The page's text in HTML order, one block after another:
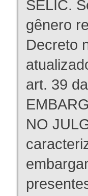
SELIC.
gênero
Decreto
art. 39
NO